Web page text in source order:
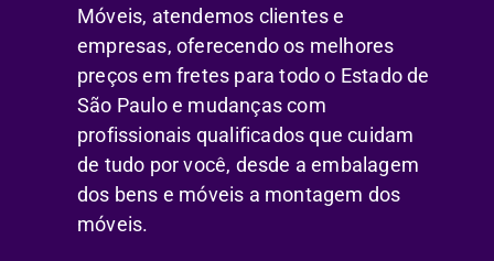
Móveis, atendemos clientes e
empresas, oferecendo os melhores
preços em fretes para todo o Estado de
São Paulo e mudanças com
profissionais qualificados que cuidam
de tudo por você, desde a embalagem
dos bens e móveis a montagem dos
móveis.